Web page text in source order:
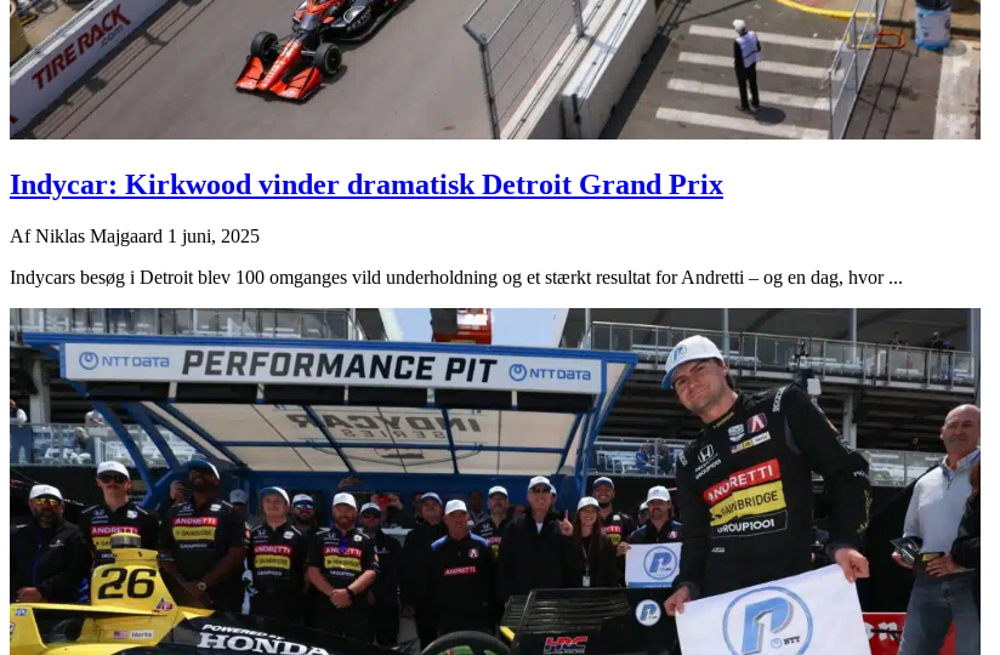
Indycar: Kirkwood vinder dramatisk Detroit Grand Prix
AfNiklas Majgaard 1 juni, 2025
Indycars besøg i Detroit blev 100 omganges vild underholdning og et stærkt resultat for Andretti – og en dag, hvor ...